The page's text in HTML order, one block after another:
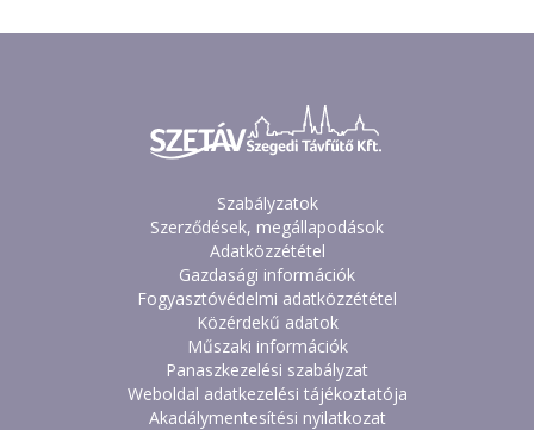
Szabályzatok
Szerződések, megállapodások
Adatközzététel
Gazdasági információk
Fogyasztóvédelmi adatközzététel
Közérdekű adatok
Műszaki információk
Panaszkezelési szabályzat
Weboldal adatkezelési tájékoztatója
Akadálymentesítési nyilatkozat